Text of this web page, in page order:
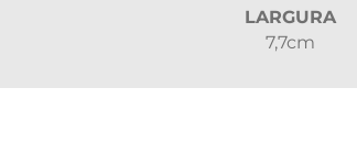
LARGURA
7,7cm